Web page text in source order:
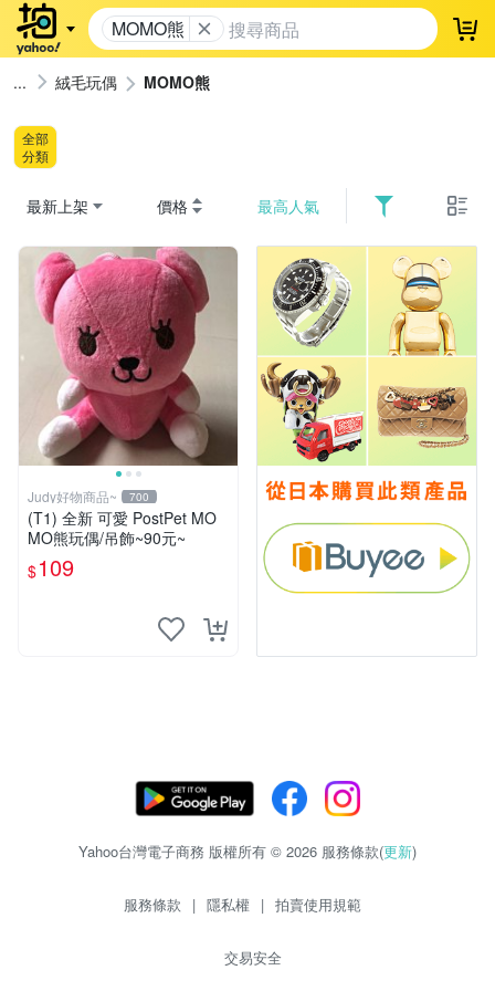
MOMO熊 登
絨毛玩偶 MOMO熊
全部
分類
最新上架 價格 最高人氣
Judy好物商品~ 700
(T1) 全新 可愛 PostPet MO
MO熊玩偶/吊飾~90元~
$109
Yahoo台灣電子商務 版權所有 © 2026 服務條款(更新)
服務條款 | 隱私權 | 拍賣使用規範
交易安全